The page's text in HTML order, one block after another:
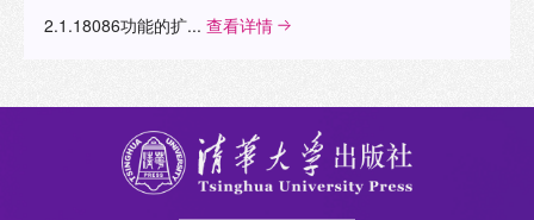
2.1.18086功能的扩... 查看详情